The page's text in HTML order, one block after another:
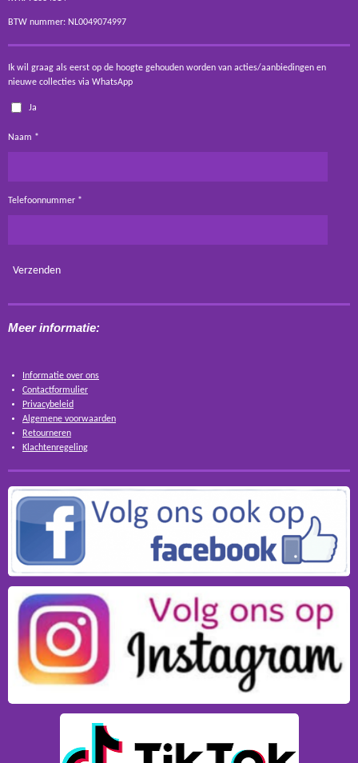
BTW nummer: NL0049074997
Ik wil graag als eerst op de hoogte gehouden worden van acties/aanbiedingen en
nieuwe collecties via WhatsApp
Ja
Naam *
Telefoonnummer *
Verzenden
Meer informatie:
Informatie over ons
Contactformulier
Privacybeleid
Algemene voorwaarden
Retourneren
Klachtenregeling